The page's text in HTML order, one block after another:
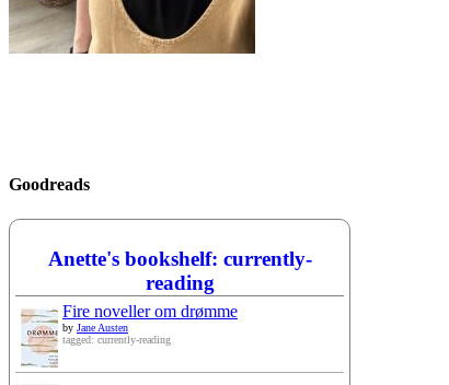
Goodreads
Anette's bookshelf: currently-
reading
Fire noveller om drømme
by Jane Austen
tagged: currently-reading